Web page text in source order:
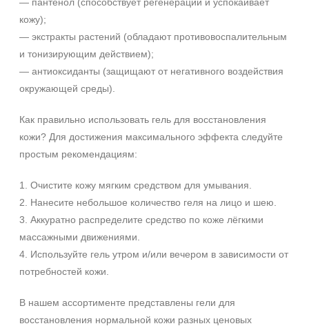
AHA-кислоты
DMAE
EGF
Показать еще
Время применения
Вечер
День
Ежедневный
Пол
Для женщин
Процедура
кожу);
— экстракты растений (обладают противовоспалительным
и тонизирующим действием);
— антиоксиданты (защищают от негативного воздействия
окружающей среды).
Как правильно использовать гель для восстановления
кожи? Для достижения максимального эффекта следуйте
простым рекомендациям:
1. Очистите кожу мягким средством для умывания.
2. Нанесите небольшое количество геля на лицо и шею.
3. Аккуратно распределите средство по коже лёгкими
массажными движениями.
4. Используйте гель утром и/или вечером в зависимости от
потребностей кожи.
В нашем ассортименте представлены гели для
восстановления нормальной кожи разных ценовых